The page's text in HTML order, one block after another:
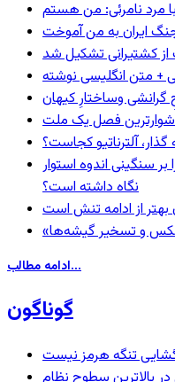
جنگ ایران به من آموخت
از کشتیرانی تشکیل شد
+ متن انگلیسی نوشته
گرانشی وساختارِ کیهان
فصل یک ملت
گذار، آلترناتیو کجاست؟
سنگینی اندوه استوار
نگاه داشته است؟
از ادامه تنش است
و تسخیر گیشه‌ها
ادامه مطالب...
گوناگون
تنگه هرمز نیست